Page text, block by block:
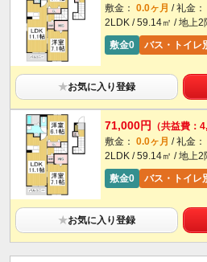
敷金： 0.0ヶ月 / 礼金
2LDK / 59.14㎡ / 地上2
敷金0
バス・トイレ
★お気に入り登録
71,000円
（共益費：
敷金： 0.0ヶ月 / 礼金
2LDK / 59.14㎡ / 地上2
敷金0
バス・トイレ
★お気に入り登録